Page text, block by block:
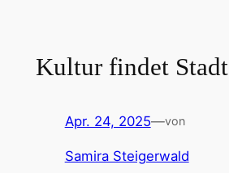
springenKultur findet Stadt
Apr. 24, 2025—von
Samira Steigerwald